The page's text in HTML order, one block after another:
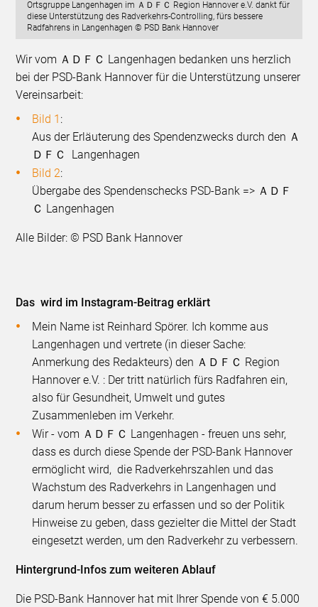
Ortsgruppe Langenhagen im ＡＤＦＣ Region Hannover e.V. dankt für
diese Unterstützung des Radverkehrs-Controlling, fürs bessere
Radfahrens in Langenhagen © PSD Bank Hannover
Wir vom ＡＤＦＣ Langenhagen bedanken uns herzlich
bei der PSD-Bank Hannover für die Unterstützung unserer
Vereinsarbeit:
Bild 1 :
Aus der Erläuterung des Spendenzwecks durch den Ａ
ＤＦＣ
Langenhagen
Bild 2:
Übergabe des Spendenschecks PSD-Bank => ＡＤＦ
Ｃ Langenhagen
Alle Bilder: © PSD Bank Hannover
Das wird im Instagram-Beitrag erklärt
Mein Name ist Reinhard Spörer. Ich komme aus
Langenhagen und vertrete (in dieser Sache:
Anmerkung des Redakteurs) den ＡＤＦＣ Region
Hannover e.V. : Der tritt natürlich fürs Radfahren ein,
also für Gesundheit, Umwelt und gutes
Zusammenleben im Verkehr.
Wir - vom ＡＤＦＣ Langenhagen - freuen uns sehr,
dass es durch diese Spende der PSD-Bank Hannover
ermöglicht wird, die Radverkehrszahlen und das
Wachstum des Radverkehrs in Langenhagen und
darum herum besser zu erfassen und so der Politik
Hinweise zu geben, dass gezielter die Mittel der Stadt
eingesetzt werden, um den Radverkehr zu verbessern.
Hintergrund-Infos zum weiteren Ablauf
Die PSD-Bank Hannover hat mit Ihrer Spende von € 5.000